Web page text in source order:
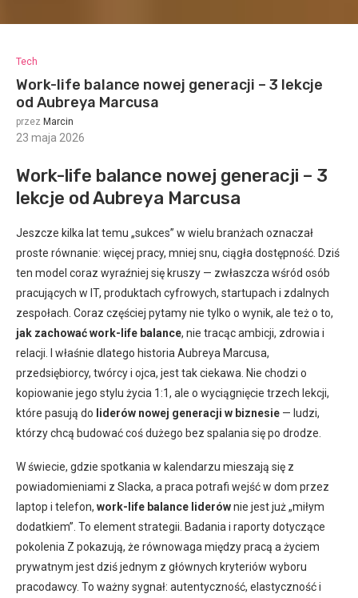
Tech
Work-life balance nowej generacji – 3 lekcje
od Aubreya Marcusa
przez Marcin
23 maja 2026
Work-life balance nowej generacji – 3
lekcje od Aubreya Marcusa
Jeszcze kilka lat temu „sukces” w wielu branżach oznaczał
proste równanie: więcej pracy, mniej snu, ciągła dostępność. Dziś
ten model coraz wyraźniej się kruszy — zwłaszcza wśród osób
pracujących w IT, produktach cyfrowych, startupach i zdalnych
zespołach. Coraz częściej pytamy nie tylko o wynik, ale też o to,
jak zachować work-life balance, nie tracąc ambicji, zdrowia i
relacji. I właśnie dlatego historia Aubreya Marcusa,
przedsiębiorcy, twórcy i ojca, jest tak ciekawa. Nie chodzi o
kopiowanie jego stylu życia 1:1, ale o wyciągnięcie trzech lekcji,
które pasują do liderów nowej generacji w biznesie — ludzi,
którzy chcą budować coś dużego bez spalania się po drodze.
W świecie, gdzie spotkania w kalendarzu mieszają się z
powiadomieniami z Slacka, a praca potrafi wejść w dom przez
laptop i telefon, work-life balance liderównie jest już „miłym
dodatkiem”. To element strategii. Badania i raporty dotyczące
pokolenia Z pokazują, że równowaga między pracą a życiem
prywatnym jest dziś jednym z głównych kryteriów wyboru
pracodawcy. To ważny sygnał: autentyczność, elastyczność i